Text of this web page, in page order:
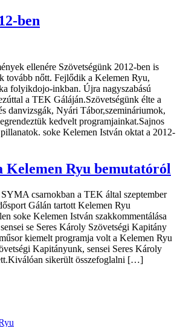
ben
ellenére Szövetségünk 2012-ben is
tovább nőtt. Fejlődik a Kelemen Ryu,
folyikdojo-inkban. Újra nagyszabású
a TEK Gáláján.Szövetségünk élte a
danvizsgák, Nyári Tábor,szemináriumok,
kedvelt programjainkat.Sajnos
soke Kelemen István oktat a 2012-
Kelemen Ryu bemutatóról
csarnokban a TEK által szeptember
Gálán tartott Kelemen Ryu
soke Kelemen István szakkommentálása
se Seres Károly Szövetségi Kapitány
kiemelt programja volt a Kelemen Ryu
Kapitányunk, sensei Seres Károly
sikerült összefoglalni […]